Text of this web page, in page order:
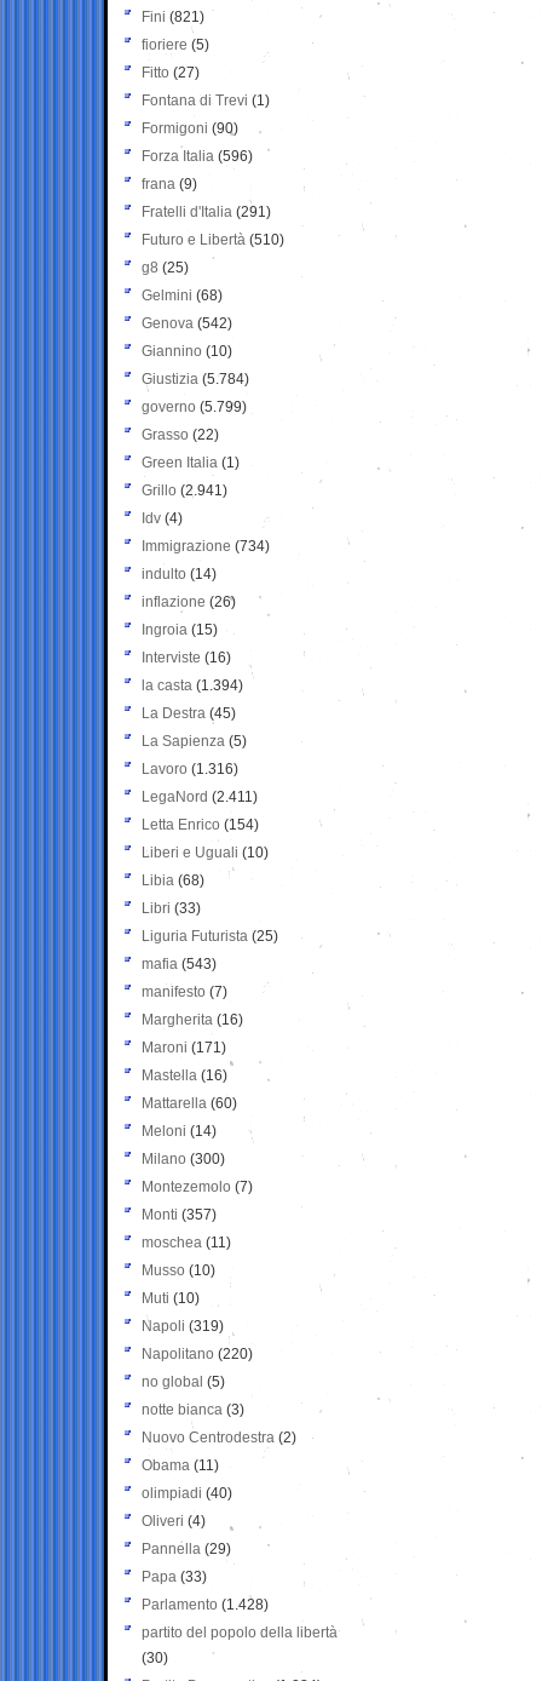
Fini (821)
fioriere (5)
Fitto (27)
Fontana di Trevi (1)
Formigoni (90)
Forza Italia (596)
frana (9)
Fratelli d'Italia (291)
Futuro e Libertà (510)
g8 (25)
Gelmini (68)
Genova (542)
Giannino (10)
Giustizia (5.784)
governo (5.799)
Grasso (22)
Green Italia (1)
Grillo (2.941)
Idv (4)
Immigrazione (734)
indulto (14)
inflazione (26)
Ingroia (15)
Interviste (16)
la casta (1.394)
La Destra (45)
La Sapienza (5)
Lavoro (1.316)
LegaNord (2.411)
Letta Enrico (154)
Liberi e Uguali (10)
Libia (68)
Libri (33)
Liguria Futurista (25)
mafia (543)
manifesto (7)
Margherita (16)
Maroni (171)
Mastella (16)
Mattarella (60)
Meloni (14)
Milano (300)
Montezemolo (7)
Monti (357)
moschea (11)
Musso (10)
Muti (10)
Napoli (319)
Napolitano (220)
no global (5)
notte bianca (3)
Nuovo Centrodestra (2)
Obama (11)
olimpiadi (40)
Oliveri (4)
Pannella (29)
Papa (33)
Parlamento (1.428)
partito del popolo della libertà
(30)